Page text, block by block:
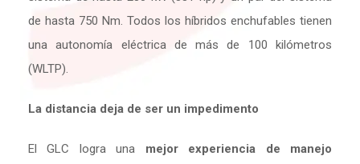
de hasta 750 Nm. Todos los híbridos enchufables tienen
una autonomía eléctrica de más de 100 kilómetros
(WLTP).
La distancia deja de ser un impedimento
El GLC logra una mejor experiencia de manejo